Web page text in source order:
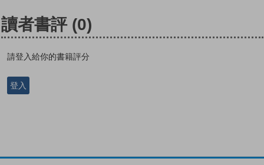
讀者書評 (0)
請登入給你的書籍評分
登入